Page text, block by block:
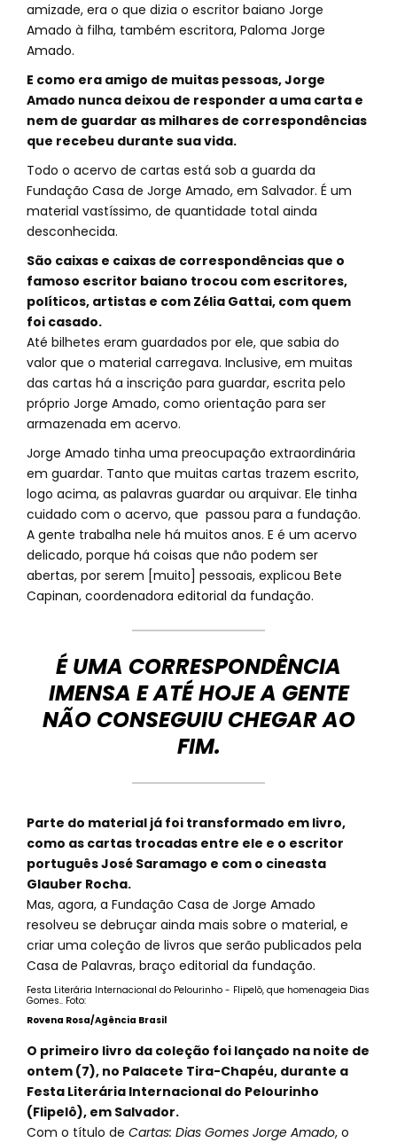
amizade, era o que dizia o escritor baiano Jorge
Amado à filha, também escritora, Paloma Jorge
Amado.
E como era amigo de muitas pessoas, Jorge
Amado nunca deixou de responder a uma carta e
nem de guardar as milhares de correspondências
que recebeu durante sua vida.
Todo o acervo de cartas está sob a guarda da
Fundação Casa de Jorge Amado, em Salvador. É um
material vastíssimo, de quantidade total ainda
desconhecida.
São caixas e caixas de correspondências que o
famoso escritor baiano trocou com escritores,
políticos, artistas e com Zélia Gattai, com quem
foi casado.
Até bilhetes eram guardados por ele, que sabia do
valor que o material carregava. Inclusive, em muitas
das cartas há a inscrição para guardar, escrita pelo
próprio Jorge Amado, como orientação para ser
armazenada em acervo.
Jorge Amado tinha uma preocupação extraordinária
em guardar. Tanto que muitas cartas trazem escrito,
logo acima, as palavras guardar ou arquivar. Ele tinha
cuidado com o acervo, que passou para a fundação.
A gente trabalha nele há muitos anos. E é um acervo
delicado, porque há coisas que não podem ser
abertas, por serem [muito] pessoais, explicou Bete
Capinan, coordenadora editorial da fundação.
É UMA CORRESPONDÊNCIA
IMENSA E ATÉ HOJE A GENTE
NÃO CONSEGUIU CHEGAR AO
FIM.
Parte do material já foi transformado em livro,
como as cartas trocadas entre ele e o escritor
português José Saramago e com o cineasta
Glauber Rocha.
Mas, agora, a Fundação Casa de Jorge Amado
resolveu se debruçar ainda mais sobre o material, e
criar uma coleção de livros que serão publicados pela
Casa de Palavras, braço editorial da fundação.
Festa Literária Internacional do Pelourinho - Flipelô, que homenageia Dias
Gomes.. Foto:
Rovena Rosa/Agência Brasil
O primeiro livro da coleção foi lançado na noite de
ontem (7), no Palacete Tira-Chapéu, durante a
Festa Literária Internacional do Pelourinho
(Flipelô), em Salvador.
Com o título de Cartas: Dias Gomes Jorge Amado, o